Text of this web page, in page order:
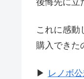
後悔先に立
これに感動
購入できた
▶ レノボ